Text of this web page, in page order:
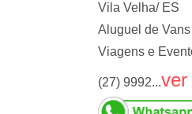
Vila Velha/ ES
Aluguel de
Viagens e
(27) 9992...ver